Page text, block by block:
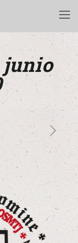
junio